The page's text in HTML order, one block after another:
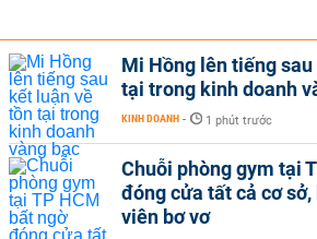
Mi Hồng lên tiếng
tại trong kinh doanh
KINH DOANH - 1 phút trước
Chuỗi phòng gym tại
đóng cửa tất cả cơ
viên bơ vơ